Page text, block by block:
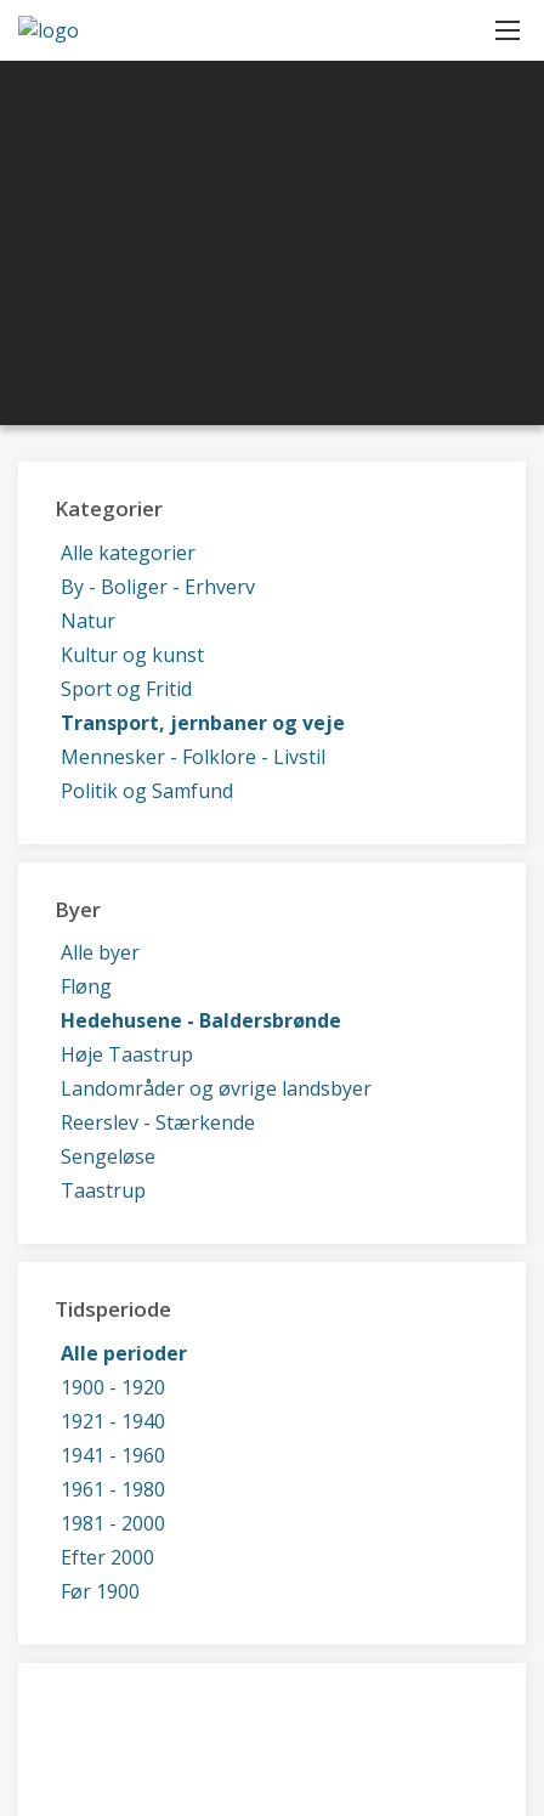
Kategorier
Alle kategorier
By - Boliger - Erhverv
Natur
Kultur og kunst
Sport og Fritid
Transport, jernbaner og veje
Mennesker - Folklore - Livstil
Politik og Samfund
Byer
Alle byer
Fløng
Hedehusene - Baldersbrønde
Høje Taastrup
Landområder og øvrige landsbyer
Reerslev - Stærkende
Sengeløse
Taastrup
Tidsperiode
Alle perioder
1900 - 1920
1921 - 1940
1941 - 1960
1961 - 1980
1981 - 2000
Efter 2000
Før 1900